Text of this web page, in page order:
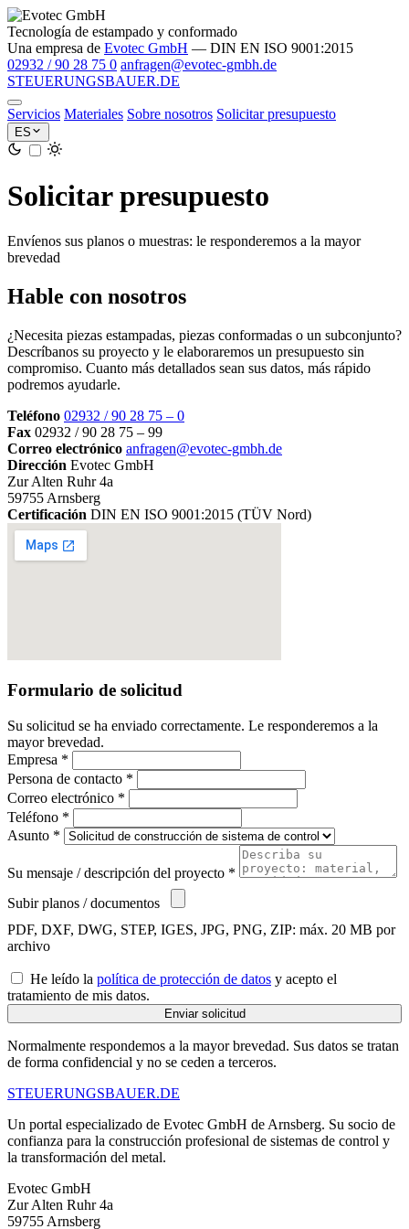
Tecnología de estampado y conformado
Una empresa de Evotec GmbH — DIN EN ISO 9001:2015
02932 / 90 28 75 0 anfragen@evotec-gmbh.de
STEUERUNGSBAUER.DE
Servicios Materiales Sobre nosotros Solicitar presupuesto
ES
Solicitar presupuesto
Envíenos sus planos o muestras: le responderemos a la mayor
brevedad
Hable con nosotros
¿Necesita piezas estampadas, piezas conformadas o un subconjunto?
Descríbanos su proyecto y le elaboraremos un presupuesto sin
compromiso. Cuanto más detallados sean sus datos, más rápido
podremos ayudarle.
Teléfono 02932 / 90 28 75 – 0
Fax 02932 / 90 28 75 – 99
Correo electrónico anfragen@evotec-gmbh.de
Dirección Evotec GmbH
Zur Alten Ruhr 4a
59755 Arnsberg
Certificación DIN EN ISO 9001:2015 (TÜV Nord)
Formulario de solicitud
Su solicitud se ha enviado correctamente. Le responderemos a la
mayor brevedad.
Empresa *
Persona de contacto *
Correo electrónico *
Teléfono *
Asunto *
Su mensaje / descripción del proyecto *
Subir planos / documentos
PDF, DXF, DWG, STEP, IGES, JPG, PNG, ZIP: máx. 20 MB por
archivo
He leído la política de protección de datos y acepto el
tratamiento de mis datos.
Enviar solicitud
Normalmente respondemos a la mayor brevedad. Sus datos se tratan
de forma confidencial y no se ceden a terceros.
STEUERUNGSBAUER.DE
Un portal especializado de Evotec GmbH de Arnsberg. Su socio de
confianza para la construcción profesional de sistemas de control y
la transformación del metal.
Evotec GmbH
Zur Alten Ruhr 4a
59755 Arnsberg